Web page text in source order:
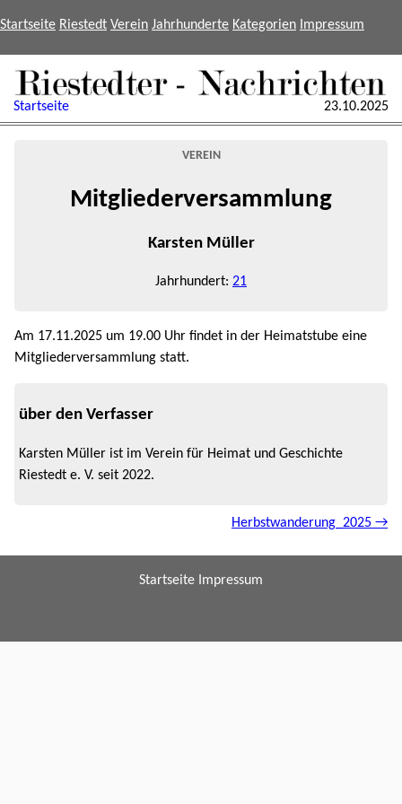
Startseite Riestedt Verein Jahrhunderte Kategorien Impressum
Startseite 23.10.2025
VEREIN
Mitgliederversammlung
Karsten Müller
Jahrhundert: 21
Am 17.11.2025 um 19.00 Uhr findet in der Heimatstube eine
Mitgliederversammlung statt.
über den Verfasser
Karsten Müller ist im Verein für Heimat und Geschichte
Riestedt e. V. seit 2022.
Herbstwanderung_2025 →
Startseite Impressum